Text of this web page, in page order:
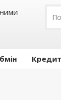
Кредит